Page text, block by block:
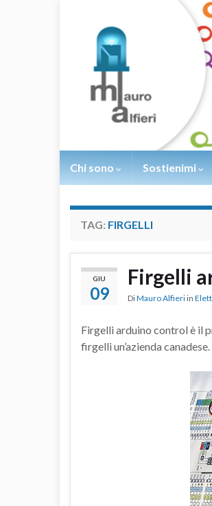
Chi sono Sostienimi
TAG: FIRGELLI
GIU
09
Firgelli
DiMauro Alfieri in
Firgelli arduino control è il
firgelli un’azienda canadese.